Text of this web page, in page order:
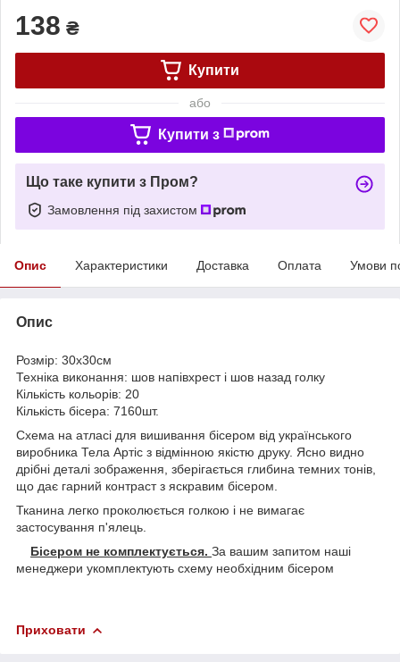
138 ₴
Купити
або
Купити з
Що таке купити з Пром?
Замовлення під захистом
Опис Характеристики Доставка Оплата Умови
Опис
Розмір: 30х30см
Техніка виконання: шов напівхрест і шов назад голку
Кількість кольорів: 20
Кількість бісера: 7160шт.
Схема на атласі для вишивання бісером від українського
виробника Тела Артіс з відмінною якістю друку. Ясно видно
дрібні деталі зображення, зберігається глибина темних тонів,
що дає гарний контраст з яскравим бісером.
Тканина легко проколюється голкою і не вимагає
застосування п'ялець.
Бісером не комплектується. За вашим запитом наші
менеджери укомплектують схему необхідним бісером
Приховати